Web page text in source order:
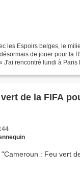
les Espoirs belges, le
de jouer pour la
J'ai rencontré lundi à Paris
de la FIFA